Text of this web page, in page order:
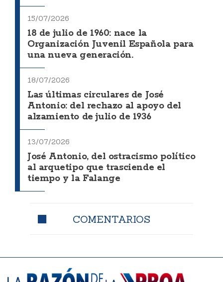
15/07/2026
18 de julio de 1960: nace la
Organización Juvenil Española para
una nueva generación.
18/07/2026
Las últimas circulares de José
Antonio: del rechazo al apoyo del
alzamiento de julio de 1936
13/07/2026
José Antonio, del ostracismo político
al arquetipo que trasciende el
tiempo y la Falange
COMENTARIOS